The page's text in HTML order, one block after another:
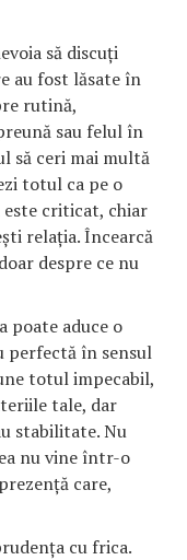
să discuți
au fost lăsate în
rutină,
sau felul în
să ceri mai multă
totul ca pe o
este criticat, chiar
relația. Încearcă
despre ce nu
poate aduce o
perfectă în sensul
totul impecabil,
tale, dar
stabilitate. Nu
nu vine într-o
care,
cu frica.